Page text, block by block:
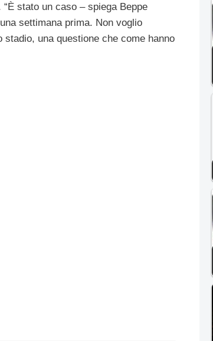
stato un caso – spiega Beppe
settimana prima. Non voglio
una questione che come hanno